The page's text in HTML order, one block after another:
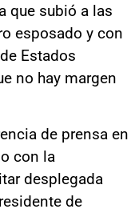
que subió a las
esposado y con
Estados
no hay margen
de prensa en
con la
desplegada
de